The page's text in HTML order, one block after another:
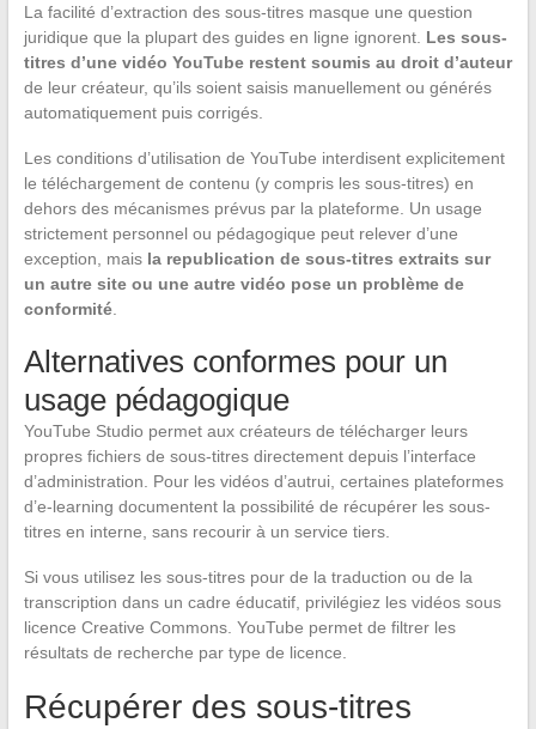
La facilité d’extraction des sous-titres masque une question
juridique que la plupart des guides en ligne ignorent. Les sous-
titres d’une vidéo YouTube restent soumis au droit d’auteur
de leur créateur, qu’ils soient saisis manuellement ou générés
automatiquement puis corrigés.
Les conditions d’utilisation de YouTube interdisent explicitement
le téléchargement de contenu (y compris les sous-titres) en
dehors des mécanismes prévus par la plateforme. Un usage
strictement personnel ou pédagogique peut relever d’une
exception, mais la republication de sous-titres extraits sur
un autre site ou une autre vidéo pose un problème de
conformité.
Alternatives conformes pour un
usage pédagogique
YouTube Studio permet aux créateurs de télécharger leurs
propres fichiers de sous-titres directement depuis l’interface
d’administration. Pour les vidéos d’autrui, certaines plateformes
d’e-learning documentent la possibilité de récupérer les sous-
titres en interne, sans recourir à un service tiers.
Si vous utilisez les sous-titres pour de la traduction ou de la
transcription dans un cadre éducatif, privilégiez les vidéos sous
licence Creative Commons. YouTube permet de filtrer les
résultats de recherche par type de licence.
Récupérer des sous-titres